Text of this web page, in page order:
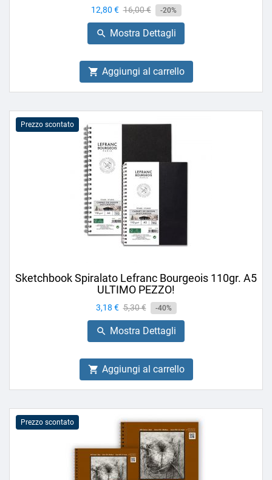
Prezzo
12,80 € Prezzo
base
16,00 € -20%
 Mostra Dettagli
 Aggiungi al carrello
Prezzo scontato
Sketchbook Spiralato Lefranc Bourgeois 110gr. A5
ULTIMO PEZZO!
Prezzo
3,18 € Prezzo
base
5,30 € -40%
 Mostra Dettagli
 Aggiungi al carrello
Prezzo scontato